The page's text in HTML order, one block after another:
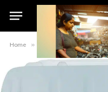
Home » Entretien mécanique »